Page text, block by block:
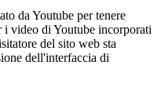
da Youtube per tenere
i video di Youtube incorporati
del sito web sta
dell'interfaccia di